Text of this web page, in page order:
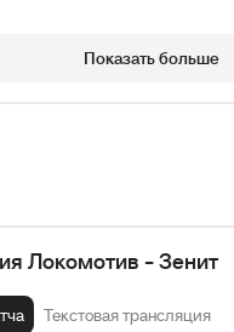
Показать больше
Локомотив - Зенит
Текстовая трансляция